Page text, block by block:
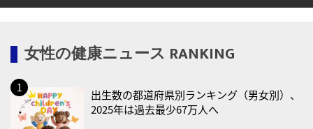
・減塩の日
・防犯の日
2026/08/19(水)
・世界人道デー
・食育の日
女性の健康ニュース RANKING
出生数の都道府県別ランキング（男女別）、
2025年は過去最少67万人へ